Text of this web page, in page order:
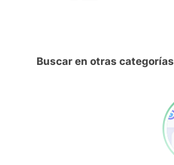
Buscar en otras categorías